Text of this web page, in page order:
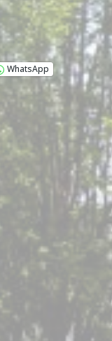
WhatsApp